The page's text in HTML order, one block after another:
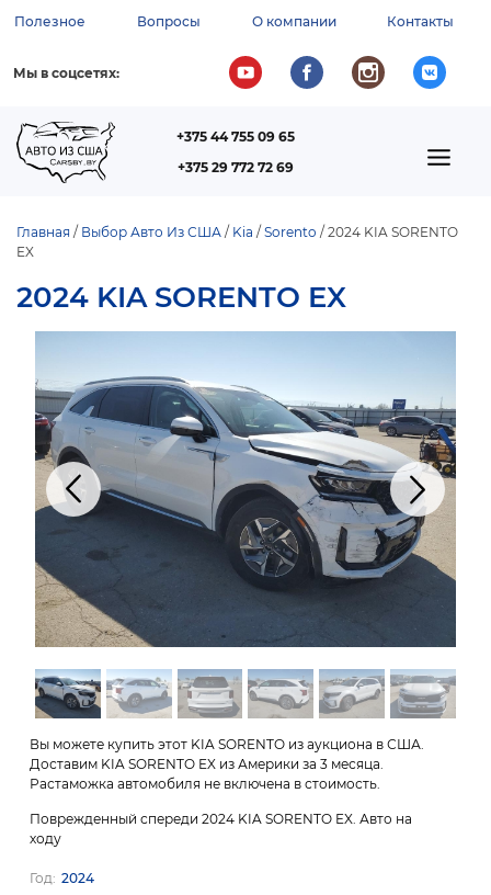
содержанию
ВСПОМОГАТЕЛЬНОЕ
МЕНЮ
Полезное Вопросы О компании Контакты
Мы в соцсетях:
+375 44 755 09 65
+375 29 772 72 69
СТРОКА
НАВИГАЦИИ
Главная Выбор Авто Из США Kia Sorento 2024 KIA SORENTO
EX
2024 KIA SORENTO EX
Вы можете купить этот KIA SORENTO из аукциона в США.
Доставим KIA SORENTO EX из Америки за 3 месяца.
Растаможка автомобиля не включена в стоимость.
Поврежденный спереди 2024 KIA SORENTO EX. Авто на
ходу
Год 2024